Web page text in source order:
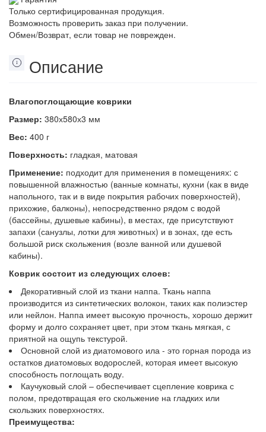
Только сертифицированная продукция.
Возможность проверить заказ при получении.
Обмен/Возврат, если товар не поврежден.
Описание
Влагопоглощающие коврики
Размер: 380х580х3 мм
Вес: 400 г
Поверхность: гладкая, матовая
Применение: подходит для применения в помещениях: с
повышенной влажностью (ванные комнаты, кухни (как в виде
напольного, так и в виде покрытия рабочих поверхностей),
прихожие, балконы), непосредственно рядом с водой
(бассейны, душевые кабины), в местах, где присутствуют
запахи (санузлы, лотки для животных) и в зонах, где есть
большой риск скольжения (возле ванной или душевой
кабины).
Коврик состоит из следующих слоев:
Декоративный слой из ткани наппа. Ткань наппа
производится из синтетических волокон, таких как полиэстер
или нейлон. Наппа имеет высокую прочность, хорошо держит
форму и долго сохраняет цвет, при этом ткань мягкая, с
приятной на ощупь текстурой.
Основной слой из диатомового ила - это горная порода из
остатков диатомовых водорослей, которая имеет высокую
способность поглощать воду.
Каучуковый слой – обеспечивает сцепление коврика с
полом, предотвращая его скольжение на гладких или
скользких поверхностях.
Преимущества: